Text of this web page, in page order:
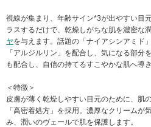
視線が集まり、年齢サイン*3が出やすい目元
ラスするだけで、乾燥しがちな肌を濃密な
ヤを与えます。話題の「ナイアシンアミド
「アルジルリン」を配合し、気になる部分
も配合し、自信の持てるすこやかな肌へ導き
＜特徴＞
皮膚が薄く乾燥しやすい目元のために、肌
「高密着処方」を採用。濃厚なクリームが
み、潤いのヴェールで肌を保護します。